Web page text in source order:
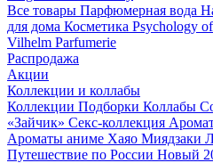
Все товары Парфюмерная вода
для дома Косметика Psychology
Vilhelm Parfumerie
Распродажа
Акции
Коллекции и коллабы
Коллекции Подборки Коллабы
«Зайчик» Секс-коллекция
Ароматы аниме Хаяо Миядзаки
Путешествие по России Новый